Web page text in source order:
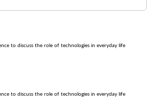
to discuss the role of technologies in everyday life
to discuss the role of technologies in everyday life